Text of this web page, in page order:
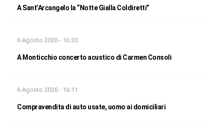
A Sant’Arcangelo la “Notte Gialla Coldiretti”
6 Agosto 2026 - 16:20
A Monticchio concerto acustico di Carmen Consoli
6 Agosto 2026 - 16:11
Compravendita di auto usate, uomo ai domiciliari